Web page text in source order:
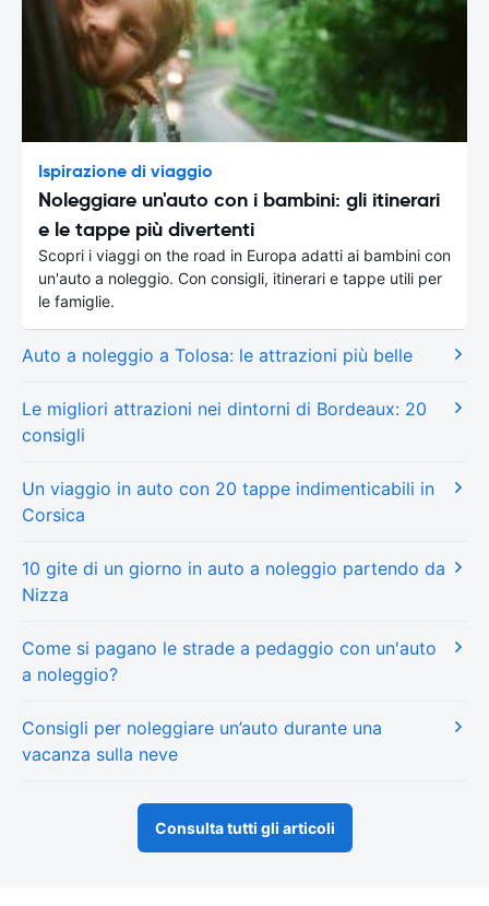
Ispirazione di viaggio
Noleggiare un'auto con i bambini: gli itinerari
e le tappe più divertenti
Scopri i viaggi on the road in Europa adatti ai bambini con
un'auto a noleggio. Con consigli, itinerari e tappe utili per
le famiglie.
Auto a noleggio a Tolosa: le attrazioni più belle
Le migliori attrazioni nei dintorni di Bordeaux: 20
consigli
Un viaggio in auto con 20 tappe indimenticabili in
Corsica
10 gite di un giorno in auto a noleggio partendo da
Nizza
Come si pagano le strade a pedaggio con un'auto
a noleggio?
Consigli per noleggiare un’auto durante una
vacanza sulla neve
Consulta tutti gli articoli